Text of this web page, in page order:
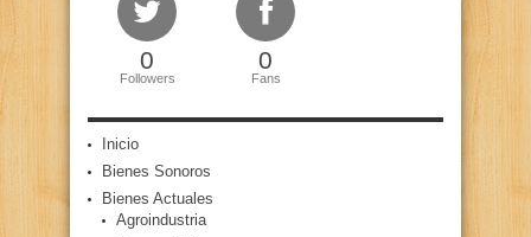
0
Followers
0
Fans
Inicio
Bienes Sonoros
Bienes Actuales
Agroindustria